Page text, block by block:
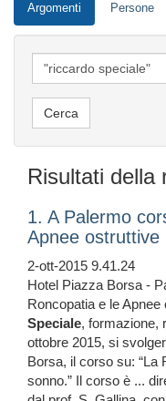
Argomenti Persone
Risultati della
1. A Palermo
Apnee ostruttive
2-ott-2015 9.41.24
Hotel Piazza Borsa -
Roncopatia e le Apnee
Speciale, formazione,
ottobre 2015, si
Borsa, il corso su: “La
sonno.” Il corso è ...